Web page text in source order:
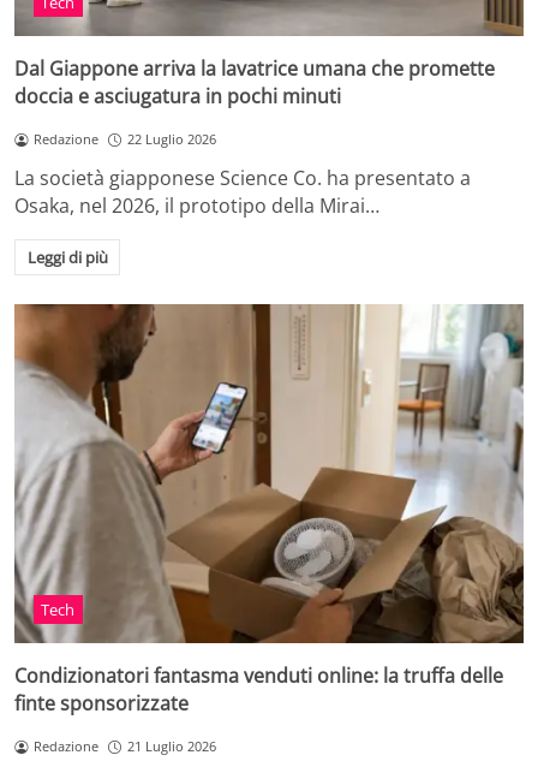
Dal Giappone arriva la lavatrice umana che promette
doccia e asciugatura in pochi minuti
Redazione 22 Luglio 2026
La società giapponese Science Co. ha presentato a
Osaka, nel 2026, il prototipo della Mirai…
Leggi di più
Tech
Condizionatori fantasma venduti online: la truffa delle
finte sponsorizzate
Redazione 21 Luglio 2026